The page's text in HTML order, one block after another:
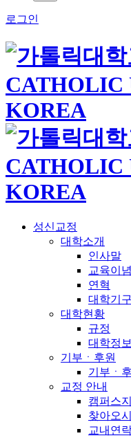
로그인
성신교정
대학소개
인사말
교육이념
연혁
대학기구
대학현황
규정
대학정보
기부ㆍ후원
기부ㆍ
교정 안내
캠퍼스
찾아오
교내연